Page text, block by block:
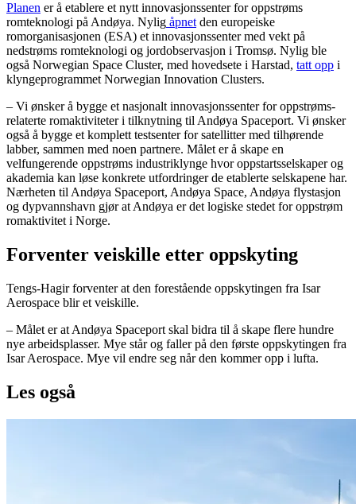
Planen er å etablere et nytt innovasjonssenter for oppstrøms
romteknologi på Andøya. Nylig åpnet den europeiske
romorganisasjonen (ESA) et innovasjonssenter med vekt på
nedstrøms romteknologi og jordobservasjon i Tromsø. Nylig ble
også Norwegian Space Cluster, med hovedsete i Harstad, tatt opp i
klyngeprogrammet Norwegian Innovation Clusters.
– Vi ønsker å bygge et nasjonalt innovasjonssenter for oppstrøms-
relaterte romaktiviteter i tilknytning til Andøya Spaceport. Vi ønsker
også å bygge et komplett testsenter for satellitter med tilhørende
labber, sammen med noen partnere. Målet er å skape en
velfungerende oppstrøms industriklynge hvor oppstartsselskaper og
akademia kan løse konkrete utfordringer de etablerte selskapene har.
Nærheten til Andøya Spaceport, Andøya Space, Andøya flystasjon
og dypvannshavn gjør at Andøya er det logiske stedet for oppstrøm
romaktivitet i Norge.
Forventer veiskille etter oppskyting
Tengs-Hagir forventer at den forestående oppskytingen fra Isar
Aerospace blir et veiskille.
– Målet er at Andøya Spaceport skal bidra til å skape flere hundre
nye arbeidsplasser. Mye står og faller på den første oppskytingen fra
Isar Aerospace. Mye vil endre seg når den kommer opp i lufta.
Les også